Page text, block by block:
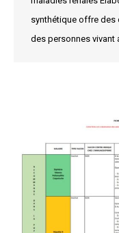
synthétique offre des
des personnes vivant